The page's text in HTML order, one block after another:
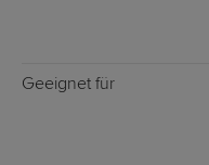
Geeignet für